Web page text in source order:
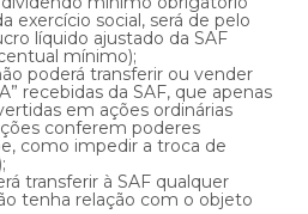
exercício social, será de pelo
líquido ajustado da SAF
mínimo);
poderá transferir ou vender
recebidas da SAF, que apenas
em ações ordinárias
conferem poderes
como impedir a troca de
transferir à SAF qualquer
tenha relação com o objeto